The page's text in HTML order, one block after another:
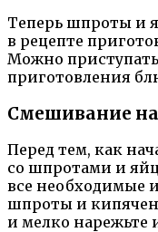
Теперь шпроты и
в рецепте
Можно
приготовления
Смешивание
Перед тем, как
со шпротами и
все необходимые
шпроты и
и мелко нарежьте